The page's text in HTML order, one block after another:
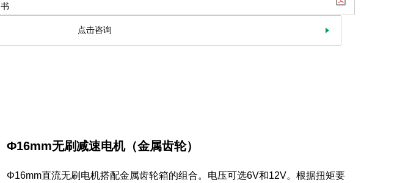
书
点击咨询
Φ16mm无刷减速电机（金属齿轮）
Φ16mm直流无刷电机搭配金属齿轮箱的组合。电压可选6V和12V。根据扭矩要